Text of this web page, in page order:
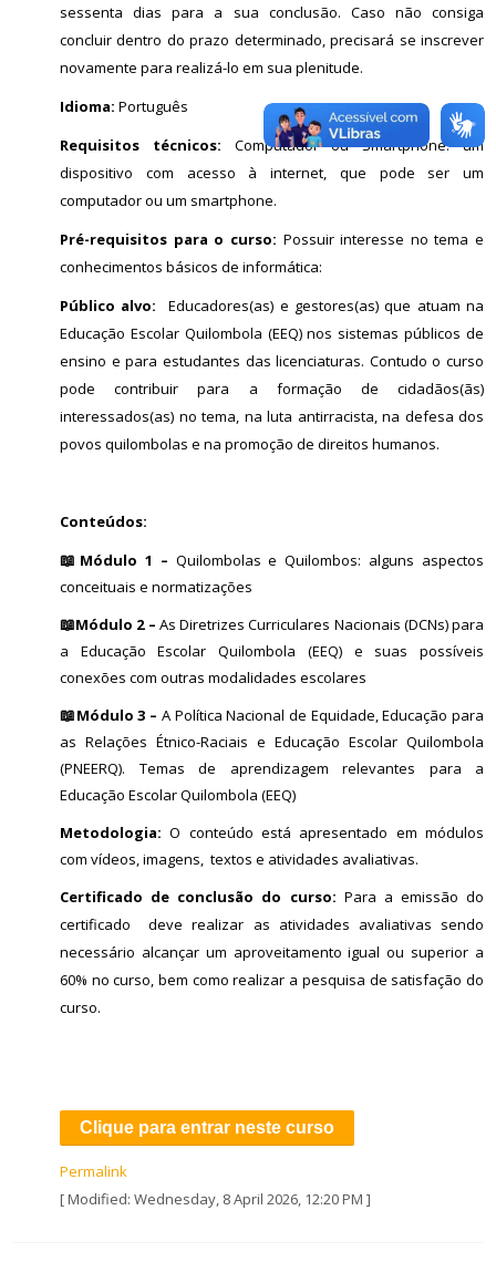
sessenta dias para a sua conclusão. Caso não consiga
concluir dentro do prazo determinado, precisará se inscrever
novamente para realizá-lo em sua plenitude.
Idioma: Português
Requisitos técnicos: Computador ou Smartphone: um
dispositivo com acesso à internet, que pode ser um
computador ou um smartphone.
Pré-requisitos para o curso: Possuir interesse no tema e
conhecimentos básicos de informática:
Público alvo:
Educadores(as) e gestores(as) que atuam na
Educação Escolar Quilombola (EEQ) nos sistemas públicos de
ensino e para estudantes das licenciaturas. Contudo o curso
pode contribuir para a formação de cidadãos(ãs)
interessados(as) no tema, na luta antirracista, na defesa dos
povos quilombolas e na promoção de direitos humanos.
Conteúdos:
📖 Módulo 1 – Quilombolas e Quilombos: alguns aspectos
conceituais e normatizações
📖Módulo 2 – As Diretrizes Curriculares Nacionais (DCNs) para
a Educação Escolar Quilombola (EEQ) e suas possíveis
conexões com outras modalidades escolares
📖Módulo 3 – A Política Nacional de Equidade, Educação para
as Relações Étnico-Raciais e Educação Escolar Quilombola
(PNEERQ). Temas de aprendizagem relevantes para a
Educação Escolar Quilombola (EEQ)
Metodologia: O conteúdo está apresentado em módulos
com vídeos, imagens, textos e atividades avaliativas.
Certificado de conclusão do curso: Para a emissão do
certificado deve realizar as atividades avaliativas sendo
necessário alcançar um aproveitamento igual ou superior a
60% no curso, bem como realizar a pesquisa de satisfação do
curso.
Clique para entrar neste curso
Permalink
[ Modified: Wednesday, 8 April 2026, 12:20 PM ]